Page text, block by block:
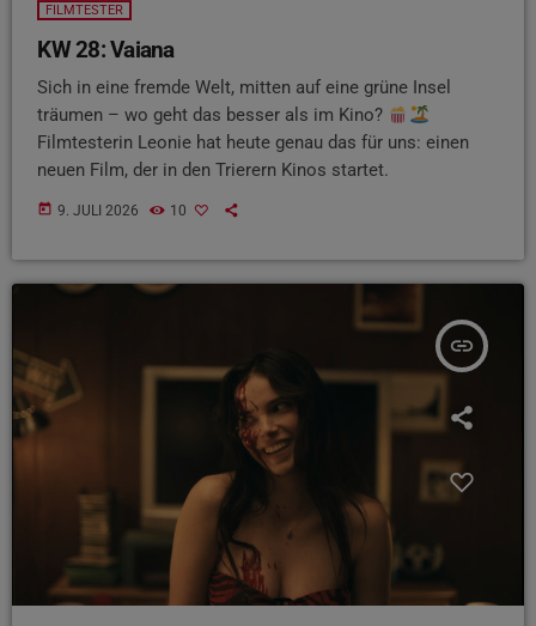
FILMTESTER
KW 28: Vaiana
Sich in eine fremde Welt, mitten auf eine grüne Insel
träumen – wo geht das besser als im Kino?
Filmtesterin Leonie hat heute genau das für uns: einen
neuen Film, der in den Trierern Kinos startet.
today 9. JULI 2026 10
insert_link